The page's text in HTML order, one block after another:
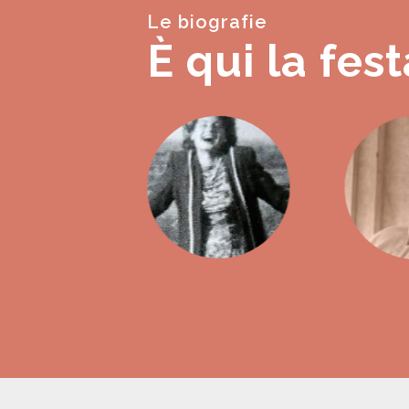
Le biografie
È qui la